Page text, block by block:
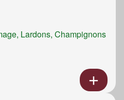
Lardons, Champignons